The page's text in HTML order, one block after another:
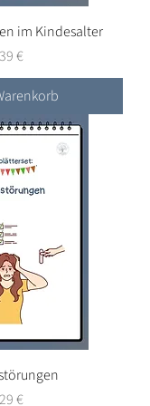
im Kindesalter
€
€